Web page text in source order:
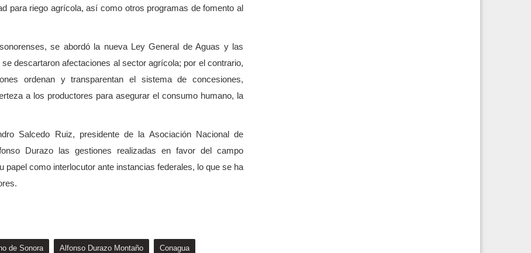
para riego agrícola, así como otros programas de fomento al
se abordó la nueva Ley General de Aguas y las
descartaron afectaciones al sector agrícola; por el contrario,
ordenan y transparentan el sistema de concesiones,
a los productores para asegurar el consumo humano, la
Salcedo Ruiz, presidente de la Asociación Nacional de
Durazo las gestiones realizadas en favor del campo
como interlocutor ante instancias federales, lo que se ha
de Sonora Alfonso Durazo Montaño Conagua